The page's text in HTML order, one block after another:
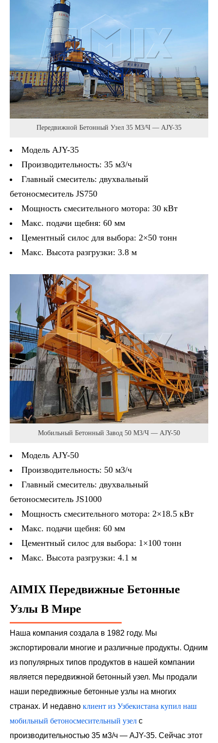
Передвижной Бетонный Узел 35 М3/ч — AJY-35
Модель AJY-35
Производительность: 35 м3/ч
Главный смеситель: двухвальный
бетоносмеситель JS750
Мощность смесительного мотора: 30 кВт
Макс. подачи щебня: 60 мм
Цементный силос для выбора: 2×50 тонн
Макс. Высота разгрузки: 3.8 м
Мобильный Бетонный Завод 50 М3/ч — AJY-50
Модель AJY-50
Производительность: 50 м3/ч
Главный смеситель: двухвальный
бетоносмеситель JS1000
Мощность смесительного мотора: 2×18.5 кВт
Макс. подачи щебня: 60 мм
Цементный силос для выбора: 1×100 тонн
Макс. Высота разгрузки: 4.1 м
AIMIX Передвижные Бетонные
Узлы В Мире
Наша компания создала в 1982 году. Мы
экспортировали многие и различные продукты. Одним
из популярных типов продуктов в нашей компании
является передвижной бетонный узел. Мы продали
наши передвижные бетонные узлы на многих
странах. И недавно клиент из Узбекистана купил наш
мобильный бетоносмесительный узел с
производительностью 35 м3/ч — AJY-35. Сейчас этот